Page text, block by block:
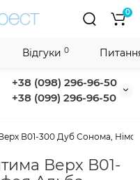
+38 (098) 296-96-50
+38 (099) 296-96-50
0
В01-300 Дуб Сонома,
Верх В01-
Відгуки 0